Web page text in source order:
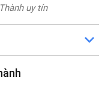
uy tín